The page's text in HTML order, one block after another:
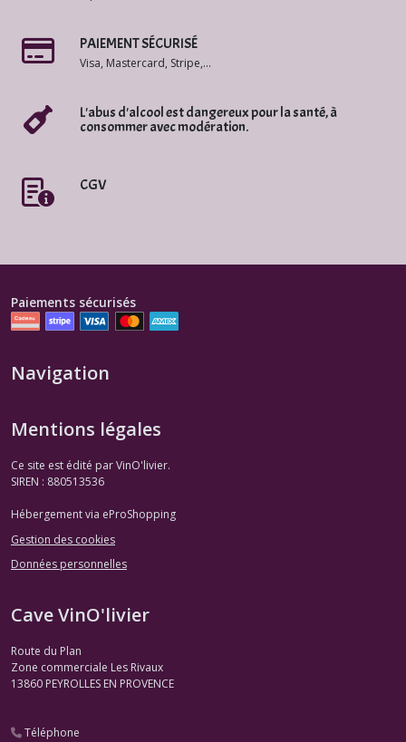
PAIEMENT SÉCURISÉ
Visa, Mastercard, Stripe,...
L'abus d'alcool est dangereux pour la santé, à
consommer avec modération.
CGV
Paiements sécurisés
Navigation
Mentions légales
Ce site est édité par VinO'livier.
SIREN : 880513536
Hébergement via eProShopping
Gestion des cookies
Données personnelles
Cave VinO'livier
Route du Plan
Zone commerciale Les Rivaux
13860 PEYROLLES EN PROVENCE
Téléphone